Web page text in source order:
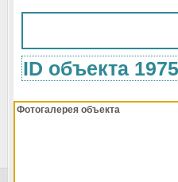
ID объекта
Фотогалерея объекта